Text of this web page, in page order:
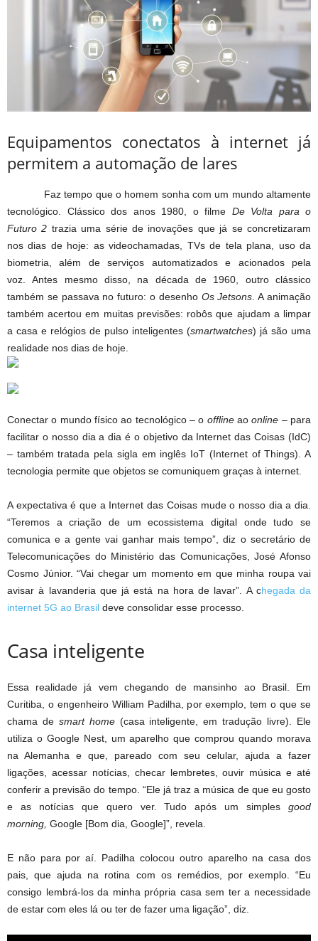
Equipamentos conectatos à internet já
permitem a automação de lares
Faz tempo que o homem sonha com um mundo altamente
tecnológico. Clássico dos anos 1980, o filme De Volta para o
Futuro 2 trazia uma série de inovações que já se concretizaram
nos dias de hoje: as videochamadas, TVs de tela plana, uso da
biometria, além de serviços automatizados e acionados pela
voz.
Antes mesmo disso, na década de 1960, outro clássico
também se passava no futuro: o desenho Os Jetsons . A animação
também acertou em muitas previsões: robôs que ajudam a limpar
a casa e relógios de pulso inteligentes (smartwatches) já são uma
realidade nos dias de hoje.
Conectar o mundo físico ao tecnológico – o offlineaoonline –para
facilitar o nosso dia a dia é o objetivo da Internet das Coisas (IdC)
– também tratada pela sigla em inglês IoT (Internet of Things). A
tecnologia permite que objetos se comuniquem graças à internet.
A expectativa é que a Internet das Coisas mude o nosso dia a dia.
“Teremos a criação de um ecossistema digital onde tudo se
comunica e a gente vai ganhar mais tempo”, diz o secretário de
Telecomunicações do Ministério das Comunicações, José Afonso
Cosmo Júnior. “Vai chegar um momento em que minha roupa vai
avisar à lavanderia que já está na hora de lavar”. A chegada da
internet 5G ao Brasil deve consolidar esse processo.
Casa inteligente
Essa realidade já vem chegando de mansinho ao Brasil. Em
Curitiba, o engenheiro William Padilha, por exemplo, tem o que se
chama de smart home(casa inteligente, em tradução livre). Ele
utiliza o Google Nest, um aparelho que comprou quando morava
na Alemanha e que, pareado com seu celular, ajuda a fazer
ligações, acessar notícias, checar lembretes, ouvir música e até
conferir a previsão do tempo. “Ele já traz a música de que eu gosto
e as notícias que quero ver. Tudo após um simples good
morning, Google [Bom dia, Google]”, revela.
E não para por aí. Padilha colocou outro aparelho na casa dos
pais, que ajuda na rotina com os remédios, por exemplo. “Eu
consigo lembrá-los da minha própria casa sem ter a necessidade
de estar com eles lá ou ter de fazer uma ligação”, diz.